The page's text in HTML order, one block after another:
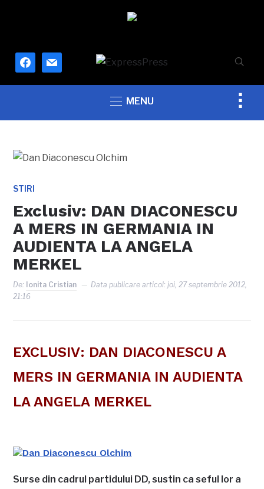
facebook
mail
MENU
STIRI
Exclusiv: DAN DIACONESCU
A MERS IN GERMANIA IN
AUDIENTA LA ANGELA
MERKEL
De: Ionita Cristian Data publicare articol:joi, 27 septembrie 2012,
21:16
EXCLUSIV: DAN DIACONESCU A
MERS IN GERMANIA IN AUDIENTA
LA ANGELA MERKEL
Surse din cadrul partidului DD, sustin ca seful lor a